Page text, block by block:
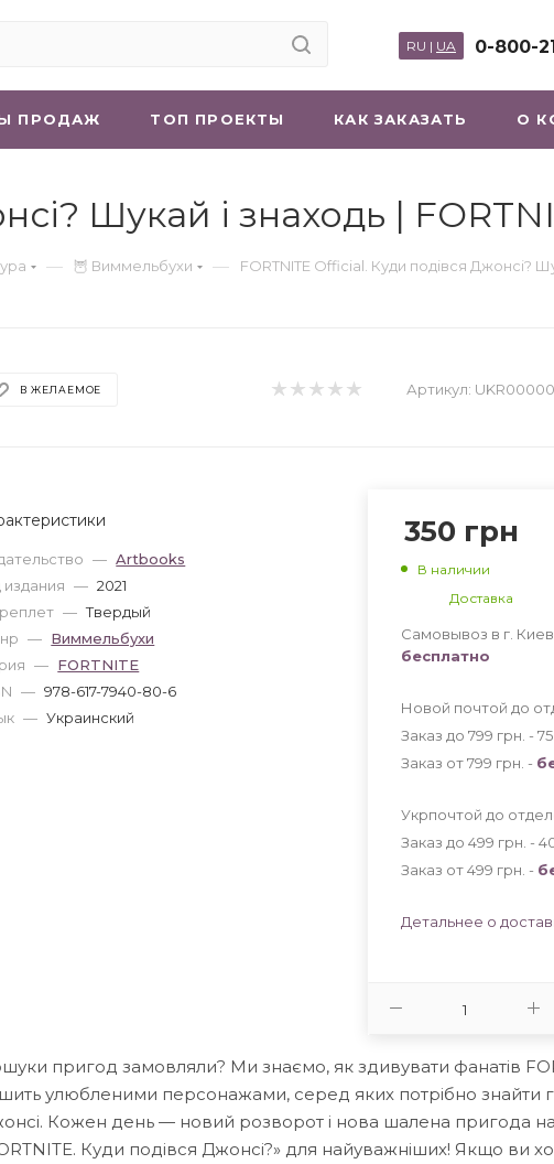
0-800-
RU | UA
ПРОДАЖ ТОП ПРОЕКТЫ КАК ЗАКАЗАТЬ О
Шукай і знаходь |
— 🦉 Виммельбухи — FORTNITE Official. Куди подівся Джонсі?
В ЖЕЛАЕМОЕ Артикул:
— Artbooks
издания — 2021
— Твердый
— Виммельбухи
— FORTNITE
— 978-617-7940-80-6
— Украинский
350 грн
В наличии
Доставка
Самовывоз в г.
бесплатно
Новой почтой до
Заказ до 799 грн. - 75
Заказ от 799 грн. -
Укрпочтой до
Заказ до 499 грн. -
Заказ от 499 грн. -
Детальнее о
пригод замовляли? Ми знаємо, як здивувати фанатів
улюбленими персонажами, серед яких потрібно знайти
Кожен день — новий розворот і нова шалена пригода на
Куди подівся Джонсі?» для найуважніших! Якщо ви